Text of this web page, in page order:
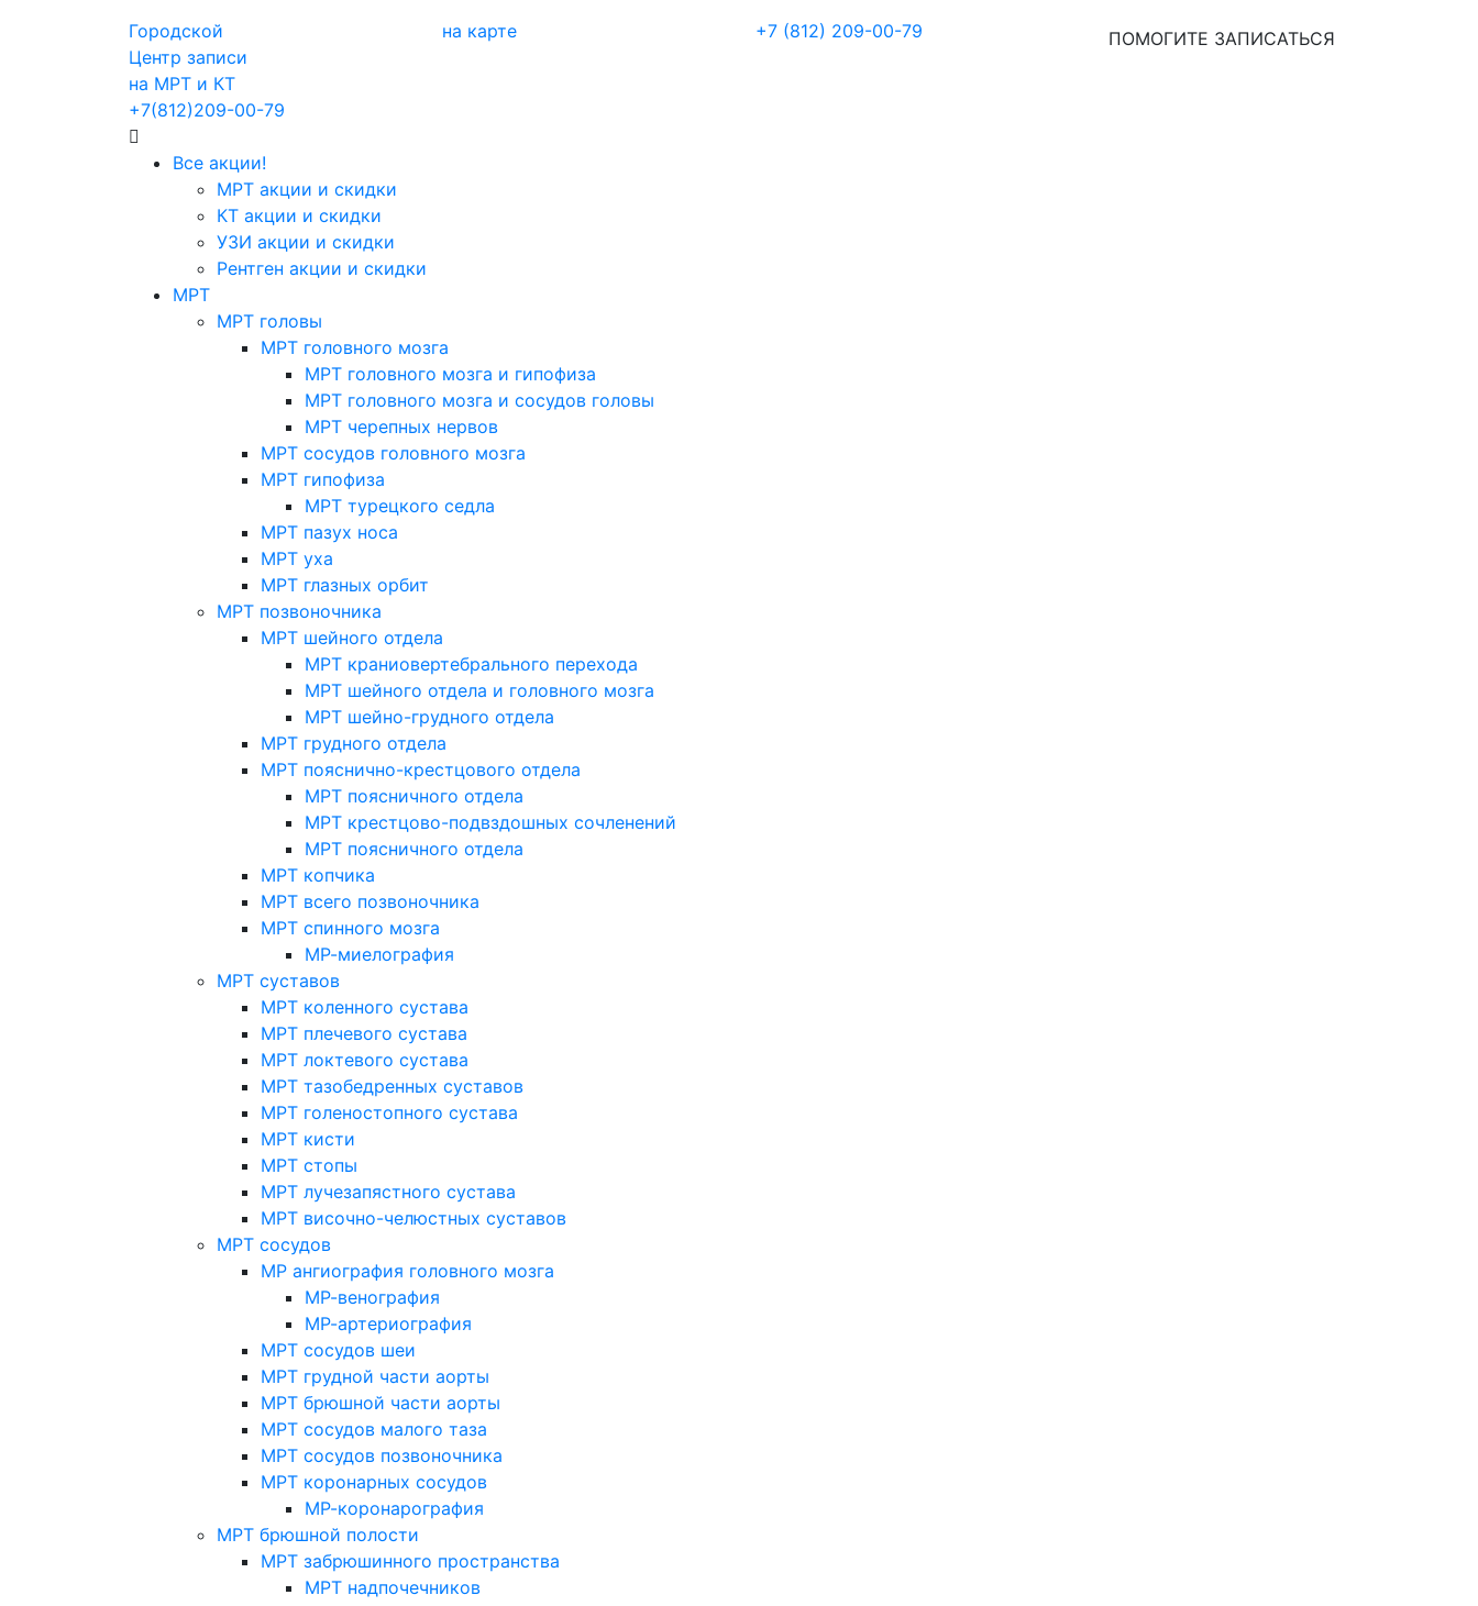
Городской
Центр записи
на МРТ и КТ
+7(812)209-00-79
на карте +7 (812) 209-00-79 ПОМОГИТЕ ЗАПИСАТЬСЯ
Все акции!
МРТ акции и скидки
КТ акции и скидки
УЗИ акции и скидки
Рентген акции и скидки
МРТ
МРТ головы
МРТ головного мозга
МРТ головного мозга и гипофиза
МРТ головного мозга и сосудов головы
МРТ черепных нервов
МРТ сосудов головного мозга
МРТ гипофиза
МРТ турецкого седла
МРТ пазух носа
МРТ уха
МРТ глазных орбит
МРТ позвоночника
МРТ шейного отдела
МРТ краниовертебрального перехода
МРТ шейного отдела и головного мозга
МРТ шейно-грудного отдела
МРТ грудного отдела
МРТ пояснично-крестцового отдела
МРТ поясничного отдела
МРТ крестцово-подвздошных сочленений
МРТ поясничного отдела
МРТ копчика
МРТ всего позвоночника
МРТ спинного мозга
МР-миелография
МРТ суставов
МРТ коленного сустава
МРТ плечевого сустава
МРТ локтевого сустава
МРТ тазобедренных суставов
МРТ голеностопного сустава
МРТ кисти
МРТ стопы
МРТ лучезапястного сустава
МРТ височно-челюстных суставов
МРТ сосудов
МР ангиография головного мозга
МР-венография
МР-артериография
МРТ сосудов шеи
МРТ грудной части аорты
МРТ брюшной части аорты
МРТ сосудов малого таза
МРТ сосудов позвоночника
МРТ коронарных сосудов
МР-коронарография
МРТ брюшной полости
МРТ забрюшинного пространства
МРТ надпочечников